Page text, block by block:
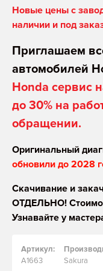
Новые цены с
наличии и под
Приглашаем
автомобилей
Honda сервис
до 30% на
обращении.
Оригинальный
обновили до 2028
Скачивание и
ОТДЕЛЬНО!
Узнавайте у
Артикул:
A1663
Sakura